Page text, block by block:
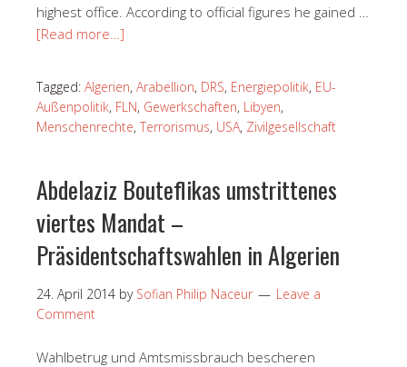
highest office. According to official figures he gained …
[Read more…]
Tagged: Algerien, Arabellion, DRS, Energiepolitik, EU-
Außenpolitik, FLN, Gewerkschaften, Libyen,
Menschenrechte, Terrorismus, USA, Zivilgesellschaft
Abdelaziz Bouteflikas umstrittenes
viertes Mandat –
Präsidentschaftswahlen in Algerien
24. April 2014 by Sofian Philip Naceur
Leave a
Comment
Wahlbetrug und Amtsmissbrauch bescheren